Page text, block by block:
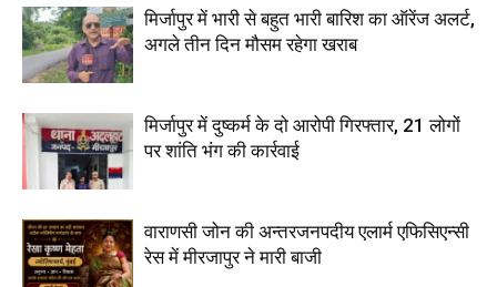
मिर्जापुर में भारी से बहुत भारी बारिश का ऑरेंज अलर्ट,
अगले तीन दिन मौसम रहेगा खराब
मिर्जापुर में दुष्कर्म के दो आरोपी गिरफ्तार, 21 लोगों
पर शांति भंग की कार्रवाई
वाराणसी जोन की अन्तरजनपदीय एलार्म एफिसिएन्सी
रेस में मीरजापुर ने मारी बाजी